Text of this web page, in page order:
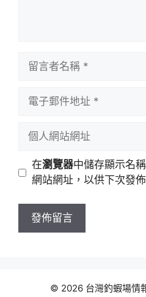
址
站
址
在瀏覽器中儲存顯示名
網站網址，以供下次發
© 2026 台灣釣蝦場情